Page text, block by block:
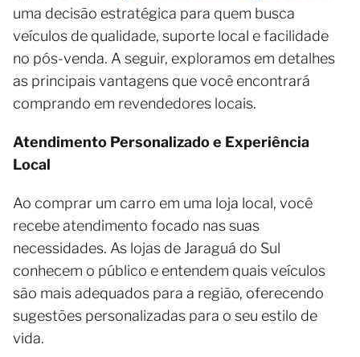
uma decisão estratégica para quem busca
veículos de qualidade, suporte local e facilidade
no pós-venda. A seguir, exploramos em detalhes
as principais vantagens que você encontrará
comprando em revendedores locais.
Atendimento Personalizado e Experiência
Local
Ao comprar um carro em uma loja local, você
recebe atendimento focado nas suas
necessidades. As lojas de Jaraguá do Sul
conhecem o público e entendem quais veículos
são mais adequados para a região, oferecendo
sugestões personalizadas para o seu estilo de
vida.